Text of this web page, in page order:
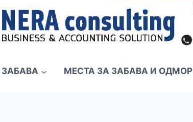
МЕСТА ЗА ЗАБАВА И ОДМОР